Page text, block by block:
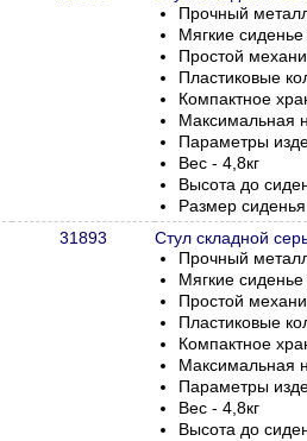
Прочный
Мягкие
Простой
Пластиковые
Компактное
Максимальная
Параметры
Вес - 4,8кг
Высота до
Размер
31893
Стул складной
Прочный
Мягкие
Простой
Пластиковые
Компактное
Максимальная
Параметры
Вес - 4,8кг
Высота до